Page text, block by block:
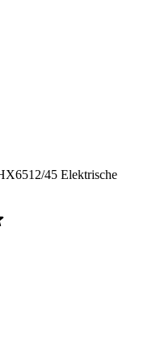
45 Elektrische